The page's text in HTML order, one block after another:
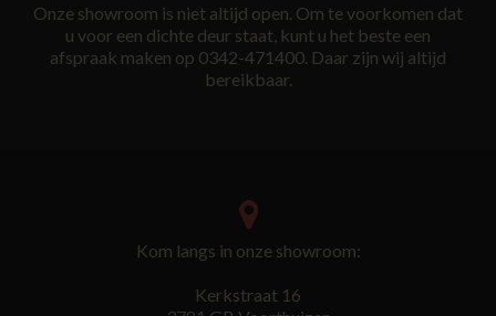
Onze showroom is niet altijd open. Om te voorkomen dat
u voor een dichte deur staat, kunt u het beste een
afspraak maken op 0342-471400. Daar zijn wij altijd
bereikbaar.
Kom langs in onze showroom:
Kerkstraat 16